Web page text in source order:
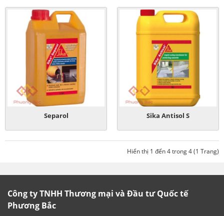
Separol Sika Antisol S
Hiển thị 1 đến 4 trong 4 (1 Trang)
Công ty TNHH Thương mại và Đầu tư Quốc tế
Phương Bắc